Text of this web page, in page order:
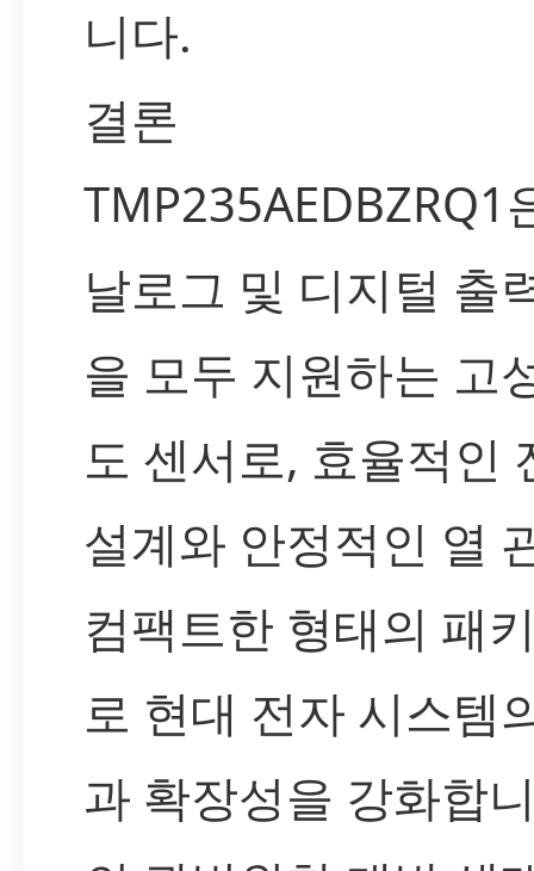
니다.
결론
TMP235AEDBZRQ1
날로그 및 디지털 출
을 모두 지원하는 고
도 센서로, 효율적인
설계와 안정적인 열
컴팩트한 형태의 패
로 현대 전자 시스템
과 확장성을 강화합